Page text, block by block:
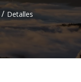
/ Detalles